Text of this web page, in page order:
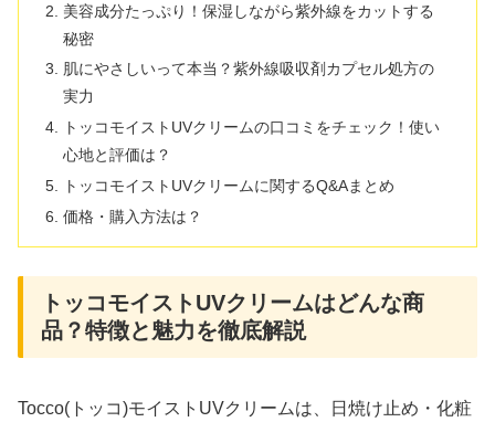
美容成分たっぷり！保湿しながら紫外線をカットする
秘密
肌にやさしいって本当？紫外線吸収剤カプセル処方の
実力
トッコモイストUVクリームの口コミをチェック！使い
心地と評価は？
トッコモイストUVクリームに関するQ&Aまとめ
価格・購入方法は？
トッコモイストUVクリームはどんな商
品？特徴と魅力を徹底解説
Tocco(トッコ)モイストUVクリームは、日焼け止め・化粧